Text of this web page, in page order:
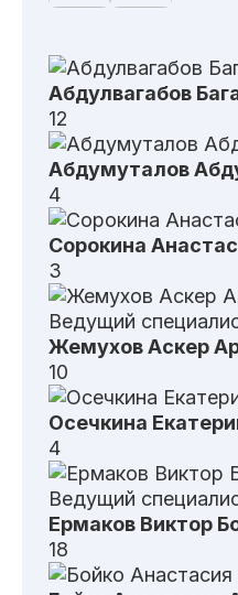
Абдулвагабов
12
Абдумуталов
4
Сорокина
3
Ведущий
ЖемуховАскер
10
Осечкина
4
Ведущий
Ермаков Виктор
18